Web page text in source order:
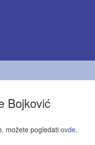
Bojković
možete pogledati ovde.